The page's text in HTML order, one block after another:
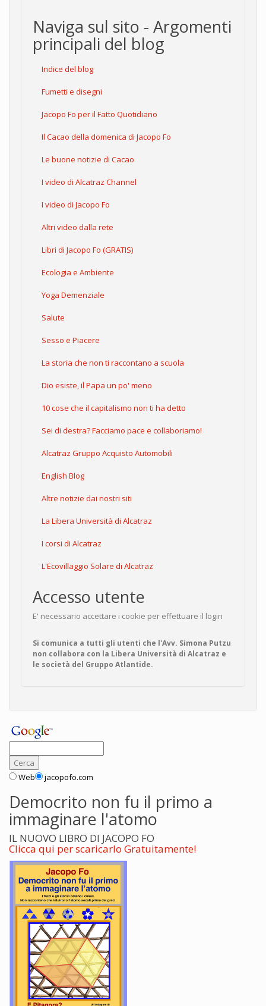
Naviga sul sito - Argomenti
principali del blog
Indice del blog
Fumetti e disegni
Jacopo Fo per il Fatto Quotidiano
Il Cacao della domenica di Jacopo Fo
Le buone notizie di Cacao
I video di Alcatraz Channel
I video di Jacopo Fo
Altri video dalla rete
Libri di Jacopo Fo (GRATIS)
Ecologia e Ambiente
Yoga Demenziale
Salute
Sesso e Piacere
La storia che non ti raccontano a scuola
Dio esiste, il Papa un po' meno
10 cose che il capitalismo non ti ha detto
Sei di destra? Facciamo pace e collaboriamo!
Alcatraz Gruppo Acquisto Automobili
English Blog
Altre notizie dai nostri siti
La Libera Università di Alcatraz
I corsi di Alcatraz
L'Ecovillaggio Solare di Alcatraz
Accesso utente
E' necessario accettare i cookie per effettuare il login
Si comunica a tutti gli utenti che l'Avv. Simona Putzu
non collabora con la Libera Università di Alcatraz e
le società del Gruppo Atlantide.
Web jacopofo.com
Democrito non fu il primo a
immaginare l'atomo
IL NUOVO LIBRO DI JACOPO FO
Clicca qui per scaricarlo Gratuitamente!